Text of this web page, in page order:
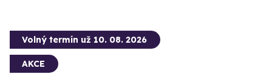
Volný termín už 10. 08. 2026
AKCE